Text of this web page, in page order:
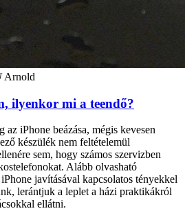
Arnold
ilyenkor mi a teendő?
iPhone beázása, mégis kevesen
készülék nem feltételemül
sem, hogy számos szervizben
Alább olvasható
javításával kapcsolatos tényekkel
lerántjuk a leplet a házi praktikákról
ellátni.